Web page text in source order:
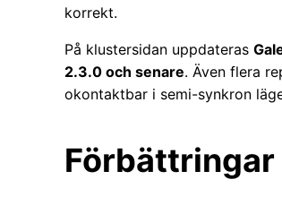
korrekt.
På klustersidan uppdateras
2.3.0 och senare. Även flera
okontaktbar i semi-synkron